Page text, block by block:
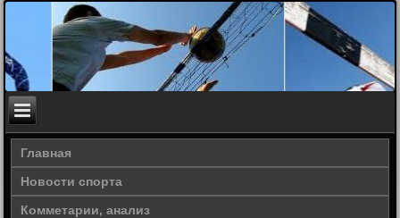
Главная
Новости спорта
Комметарии, анализ